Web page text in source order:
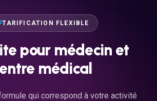
TARIFICATION FLEXIBLE
pour médecin et
médical
qui correspond à votre activité